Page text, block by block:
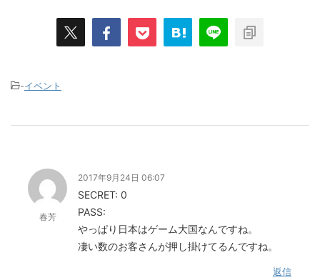
-イベント
春芳
2017年9月24日 06:07
SECRET: 0
PASS:
やっぱり日本はゲーム大国なんですね。
凄い数のお客さんが押し掛けてるんですね。
返信